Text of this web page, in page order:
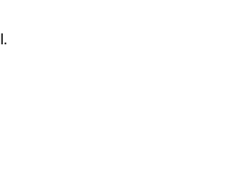
لتحضير زيارتك بشكل جيد.